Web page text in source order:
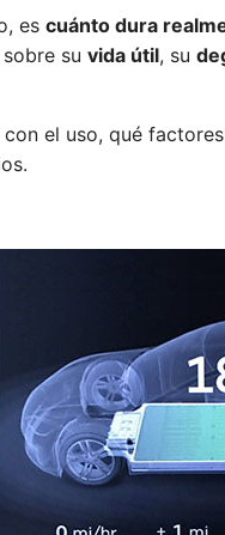
es cuánto dura
su vida útil, su
el uso, qué